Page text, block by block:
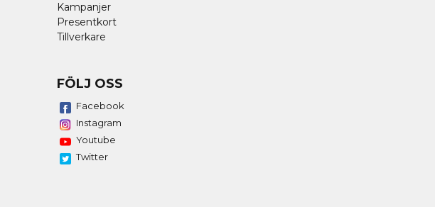
Kampanjer
Presentkort
Tillverkare
FÖLJ OSS
Facebook
Instagram
Youtube
Twitter